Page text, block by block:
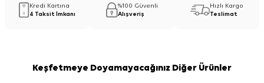
Kredi Kartına
4 Taksit İmkanı
%100 Güvenli
Alışveriş
Hızlı Kargo
Teslimat
Keşfetmeye Doyamayacağınız Diğer Ürünler